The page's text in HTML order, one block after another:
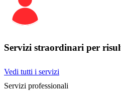
Servizi straordinari per
Vedi tutti i servizi
Servizi professionali